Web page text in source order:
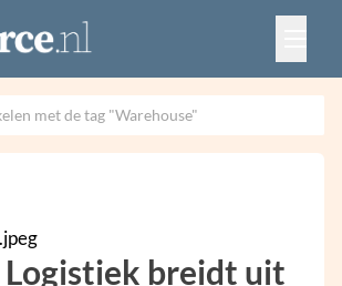
met de tag "Warehouse"
breidt uit